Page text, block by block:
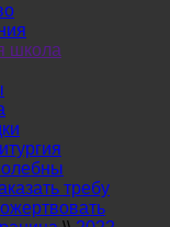
школа
требу